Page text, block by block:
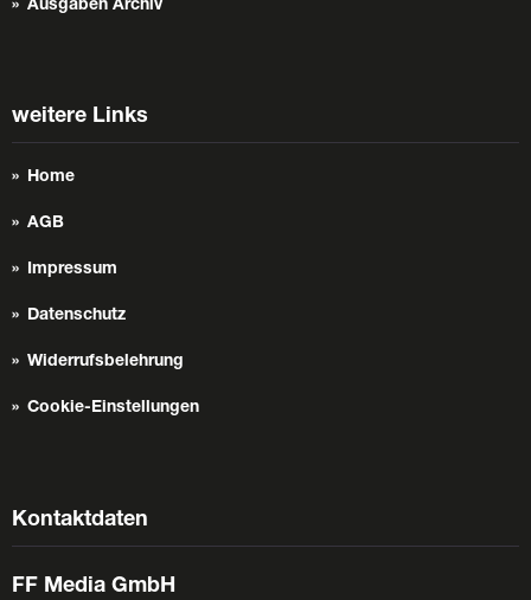
Ausgaben Archiv
weitere Links
Home
AGB
Impressum
Datenschutz
Widerrufsbelehrung
Cookie-Einstellungen
Kontaktdaten
FF Media GmbH